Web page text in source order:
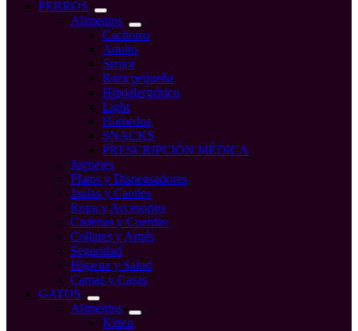
compraPERROS
Alimentos
Cachorro
Adulto
Senior
Raza pequeña
Hipoalergénico
Light
Húmedos
SNACKS
PRESCRIPCIÓN MÉDICA
Juguetes
Platos y Dispensadores
Jaulas y Caniles
Ropa y Accesorios
Cadenas y Cuerdas
Collares y Arnés
Seguridad
Higiene y Salud
Camas y Casas
GATOS
Alimentos
Kitten